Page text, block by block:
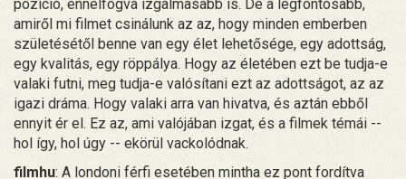
pozíció, ennélfogva izgalmasabb is. De a legfontosabb,
amiről mi filmet csinálunk az az, hogy minden emberben
születésétől benne van egy élet lehetősége, egy adottság,
egy kvalitás, egy röppálya. Hogy az életében ezt be tudja-e
valaki futni, meg tudja-e valósítani ezt az adottságot, az az
igazi dráma. Hogy valaki arra van hivatva, és aztán ebből
ennyit ér el. Ez az, ami valójában izgat, és a filmek témái --
hol így, hol úgy -- ekörül vackolódnak.
filmhu: A londoni férfi esetében mintha ez pont fordítva